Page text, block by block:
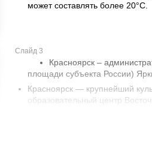
может составлять более 20°С.
Слайд 3
Красноярск –
площади субъекта России)
Красноярск — крупнейший
образовательный центр